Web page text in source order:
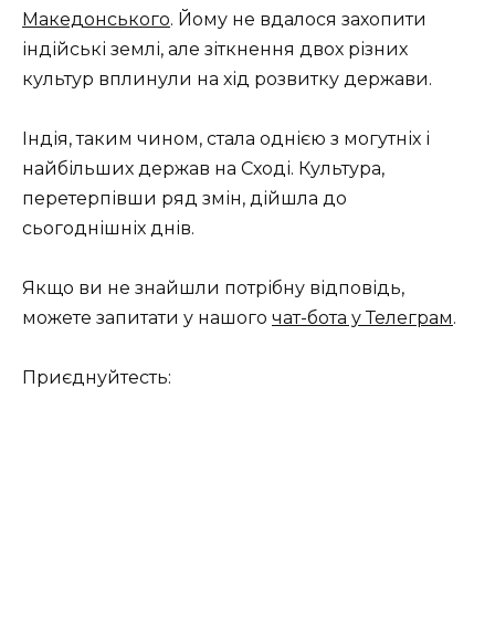
Македонського. Йому не вдалося захопити
індійські землі, але зіткнення двох різних
культур вплинули на хід розвитку держави.
Індія, таким чином, стала однією з могутніх і
найбільших держав на Сході. Культура,
перетерпівши ряд змін, дійшла до
сьогоднішніх днів.
Якщо ви не знайшли потрібну відповідь,
можете запитати у нашого чат-бота у Телеграм.
Приєднуйтесть: